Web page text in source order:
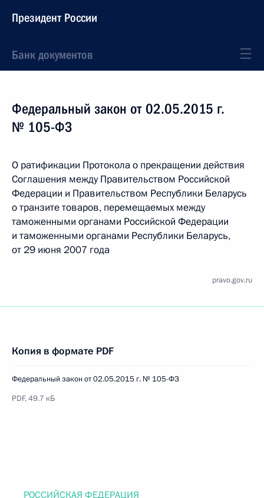
Президент России
Банк документов
Федеральный закон от 02.05.2015 г.
№ 105-ФЗ
О ратификации Протокола о прекращении действия
Соглашения между Правительством Российской
Федерации и Правительством Республики Беларусь
о транзите товаров, перемещаемых между
таможенными органами Российской Федерации
и таможенными органами Республики Беларусь,
от 29 июня 2007 года
pravo.gov.ru
Копия в формате PDF
Федеральный закон от 02.05.2015 г. № 105-ФЗ
PDF, 49.7 кБ
РОССИЙСКАЯ ФЕДЕРАЦИЯ